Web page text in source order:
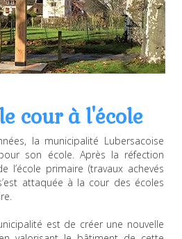
cour à l'école
la municipalité Lubersacoise
son école. Après la réfection
l’école primaire (travaux achevés
attaquée à la cour des écoles
est de créer une nouvelle